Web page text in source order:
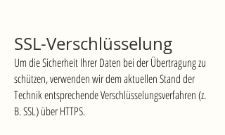
SSL-Verschlüsselung
Um die Sicherheit Ihrer Daten bei der Übertragung zu
schützen, verwenden wir dem aktuellen Stand der
Technik entsprechende Verschlüsselungsverfahren (z.
B. SSL) über HTTPS.